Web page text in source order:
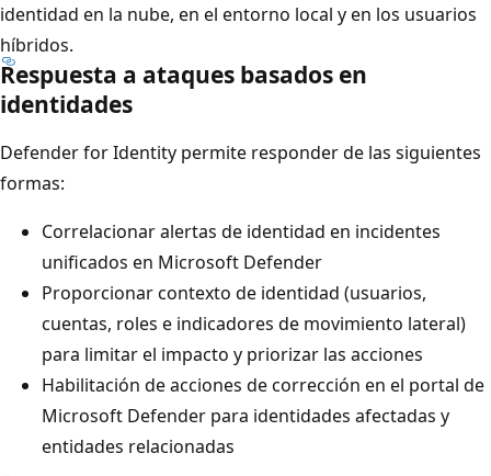
identidad en la nube, en el entorno local y en los usuarios
híbridos.
Respuesta a ataques basados en
identidades
Defender for Identity permite responder de las siguientes
formas:
Correlacionar alertas de identidad en incidentes
unificados en Microsoft Defender
Proporcionar contexto de identidad (usuarios,
cuentas, roles e indicadores de movimiento lateral)
para limitar el impacto y priorizar las acciones
Habilitación de acciones de corrección en el portal de
Microsoft Defender para identidades afectadas y
entidades relacionadas